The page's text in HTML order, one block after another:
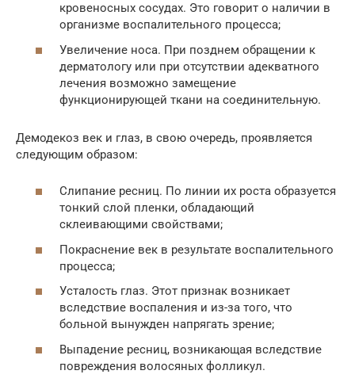
кровеносных сосудах. Это говорит о наличии в
организме воспалительного процесса;
Увеличение носа. При позднем обращении к
дерматологу или при отсутствии адекватного
лечения возможно замещение
функционирующей ткани на соединительную.
Демодекоз век и глаз, в свою очередь, проявляется
следующим образом:
Слипание ресниц. По линии их роста образуется
тонкий слой пленки, обладающий
склеивающими свойствами;
Покраснение век в результате воспалительного
процесса;
Усталость глаз. Этот признак возникает
вследствие воспаления и из-за того, что
больной вынужден напрягать зрение;
Выпадение ресниц, возникающая вследствие
повреждения волосяных фолликул.